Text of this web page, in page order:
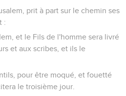
prit à part sur le chemin ses
:
et le Fils de l'homme sera livré
et aux scribes, et ils le
pour être moqué, et fouetté
le troisième jour.